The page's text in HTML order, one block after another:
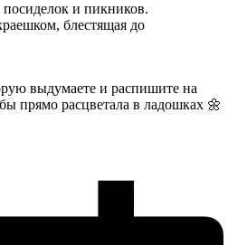
и пикников.
блестящая до
выдумаете и распишите на
прямо расцветала в ладошках 🌼